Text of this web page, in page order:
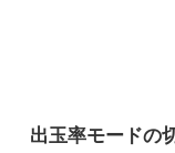
出玉率モードの